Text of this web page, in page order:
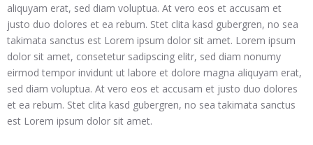
aliquyam erat, sed diam voluptua. At vero eos et accusam et
justo duo dolores et ea rebum. Stet clita kasd gubergren, no sea
takimata sanctus est Lorem ipsum dolor sit amet. Lorem ipsum
dolor sit amet, consetetur sadipscing elitr, sed diam nonumy
eirmod tempor invidunt ut labore et dolore magna aliquyam erat,
sed diam voluptua. At vero eos et accusam et justo duo dolores
et ea rebum. Stet clita kasd gubergren, no sea takimata sanctus
est Lorem ipsum dolor sit amet.